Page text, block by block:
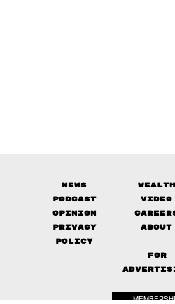
News Wealth
Podcast
Video
Opinion
Privacy
Policy
About
FOR